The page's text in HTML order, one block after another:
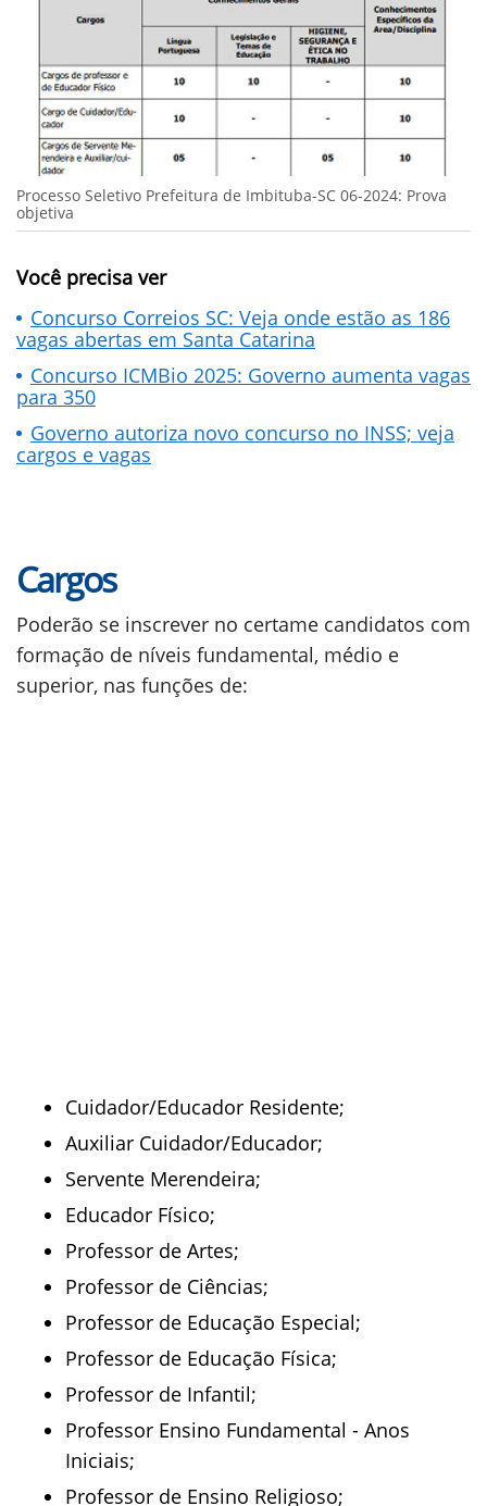
Processo Seletivo Prefeitura de Imbituba-SC 06-2024: Prova
objetiva
Você precisa ver
Concurso Correios SC: Veja onde estão as 186
vagas abertas em Santa Catarina
Concurso ICMBio 2025: Governo aumenta vagas
para 350
Governo autoriza novo concurso no INSS; veja
cargos e vagas
Cargos
Poderão se inscrever no certame candidatos com
formação de níveis fundamental, médio e
superior, nas funções de:
Cuidador/Educador Residente;
Auxiliar Cuidador/Educador;
Servente Merendeira;
Educador Físico;
Professor de Artes;
Professor de Ciências;
Professor de Educação Especial;
Professor de Educação Física;
Professor de Infantil;
Professor Ensino Fundamental - Anos
Iniciais;
Professor de Ensino Religioso;